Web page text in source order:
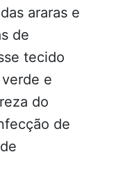
araras e
de
tecido
e
do
de